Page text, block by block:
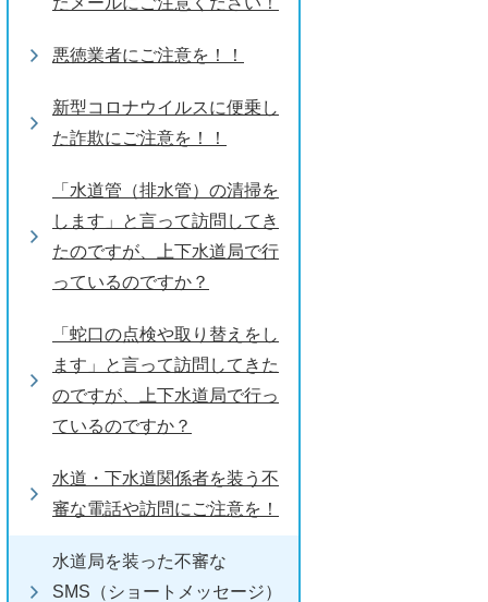
悪徳業者にご注意を！！
新型コロナウイルスに便乗し
た詐欺にご注意を！！
「水道管（排水管）の清掃を
します」と言って訪問してき
たのですが、上下水道局で行
っているのですか？
「蛇口の点検や取り替えをし
ます」と言って訪問してきた
のですが、上下水道局で行っ
ているのですか？
水道・下水道関係者を装う不
審な電話や訪問にご注意を！
水道局を装った不審な
SMS（ショートメッセージ）